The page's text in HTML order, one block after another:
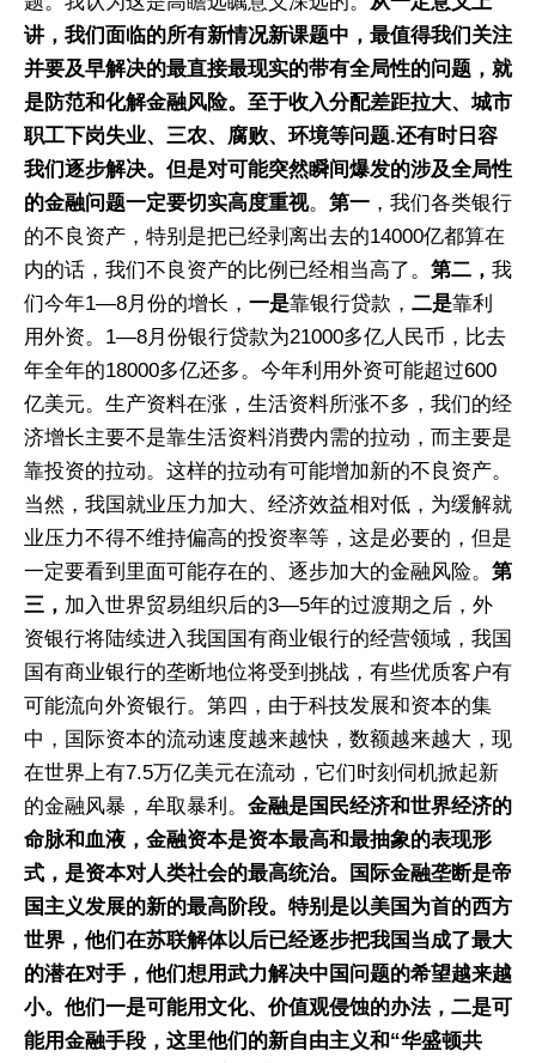
讲，我们面临的所有新情况新课题中，最值得我们关注
并要及早解决的最直接最现实的带有全局性的问题，就
是防范和化解金融风险。至于收入分配差距拉大、城市
职工下岗失业、三农、腐败、环境等问题.还有时日容
我们逐步解决。但是对可能突然瞬间爆发的涉及全局性
的金融问题一定要切实高度重视。 第一 ，我们各类银行
的不良资产，特别是把已经剥离出去的14000亿都算在
内的话，我们不良资产的比例已经相当高了。 第二， 我
们今年1—8月份的增长， 一是靠银行贷款， 二是靠利
用外资。1—8月份银行贷款为21000多亿人民币，比去
年全年的18000多亿还多。今年利用外资可能超过600
亿美元。生产资料在涨，生活资料所涨不多，我们的经
济增长主要不是靠生活资料消费内需的拉动，而主要是
靠投资的拉动。这样的拉动有可能增加新的不良资产。
当然，我国就业压力加大、经济效益相对低，为缓解就
业压力不得不维持偏高的投资率等，这是必要的，但是
一定要看到里面可能存在的、逐步加大的金融风险。 第
三， 加入世界贸易组织后的3—5年的过渡期之后，外
资银行将陆续进入我国国有商业银行的经营领域，我国
国有商业银行的垄断地位将受到挑战，有些优质客户有
可能流向外资银行。第四，由于科技发展和资本的集
中，国际资本的流动速度越来越快，数额越来越大，现
在世界上有7.5万亿美元在流动，它们时刻伺机掀起新
的金融风暴，牟取暴利。 金融是国民经济和世界经济的
命脉和血液，金融资本是资本最高和最抽象的表现形
式，是资本对人类社会的最高统治。国际金融垄断是帝
国主义发展的新的最高阶段。特别是以美国为首的西方
世界，他们在苏联解体以后已经逐步把我国当成了最大
的潜在对手，他们想用武力解决中国问题的希望越来越
小。他们一是可能用文化、价值观侵蚀的办法，二是可
能用金融手段，这里他们的新自由主义和“华盛顿共